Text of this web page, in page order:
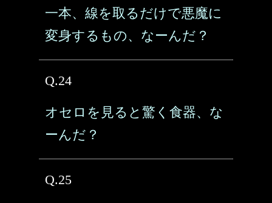
一本、線を取るだけで悪魔に
変身するもの、なーんだ？
Q.24
オセロを見ると驚く食器、な
ーんだ？
Q.25